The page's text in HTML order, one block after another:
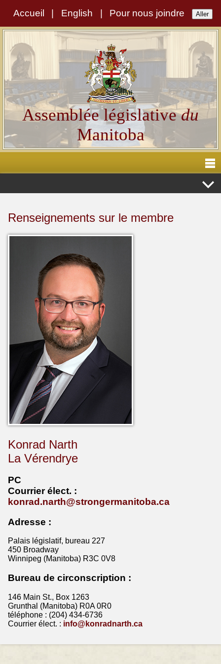
Accueil English Pour nous joindre
Assemblée législativedu
Manitoba
Renseignements sur le membre
Konrad Narth
La Vérendrye
PC
Courrierélect. :
konrad.narth@strongermanitoba.ca
Adresse :
Palais législatif, bureau 227
450 Broadway
Winnipeg (Manitoba) R3C 0V8
Bureau de circonscription :
146 Main St., Box 1263
Grunthal (Manitoba) R0A 0R0
téléphone : (204) 434-6736
Courrier élect. : info@konradnarth.ca